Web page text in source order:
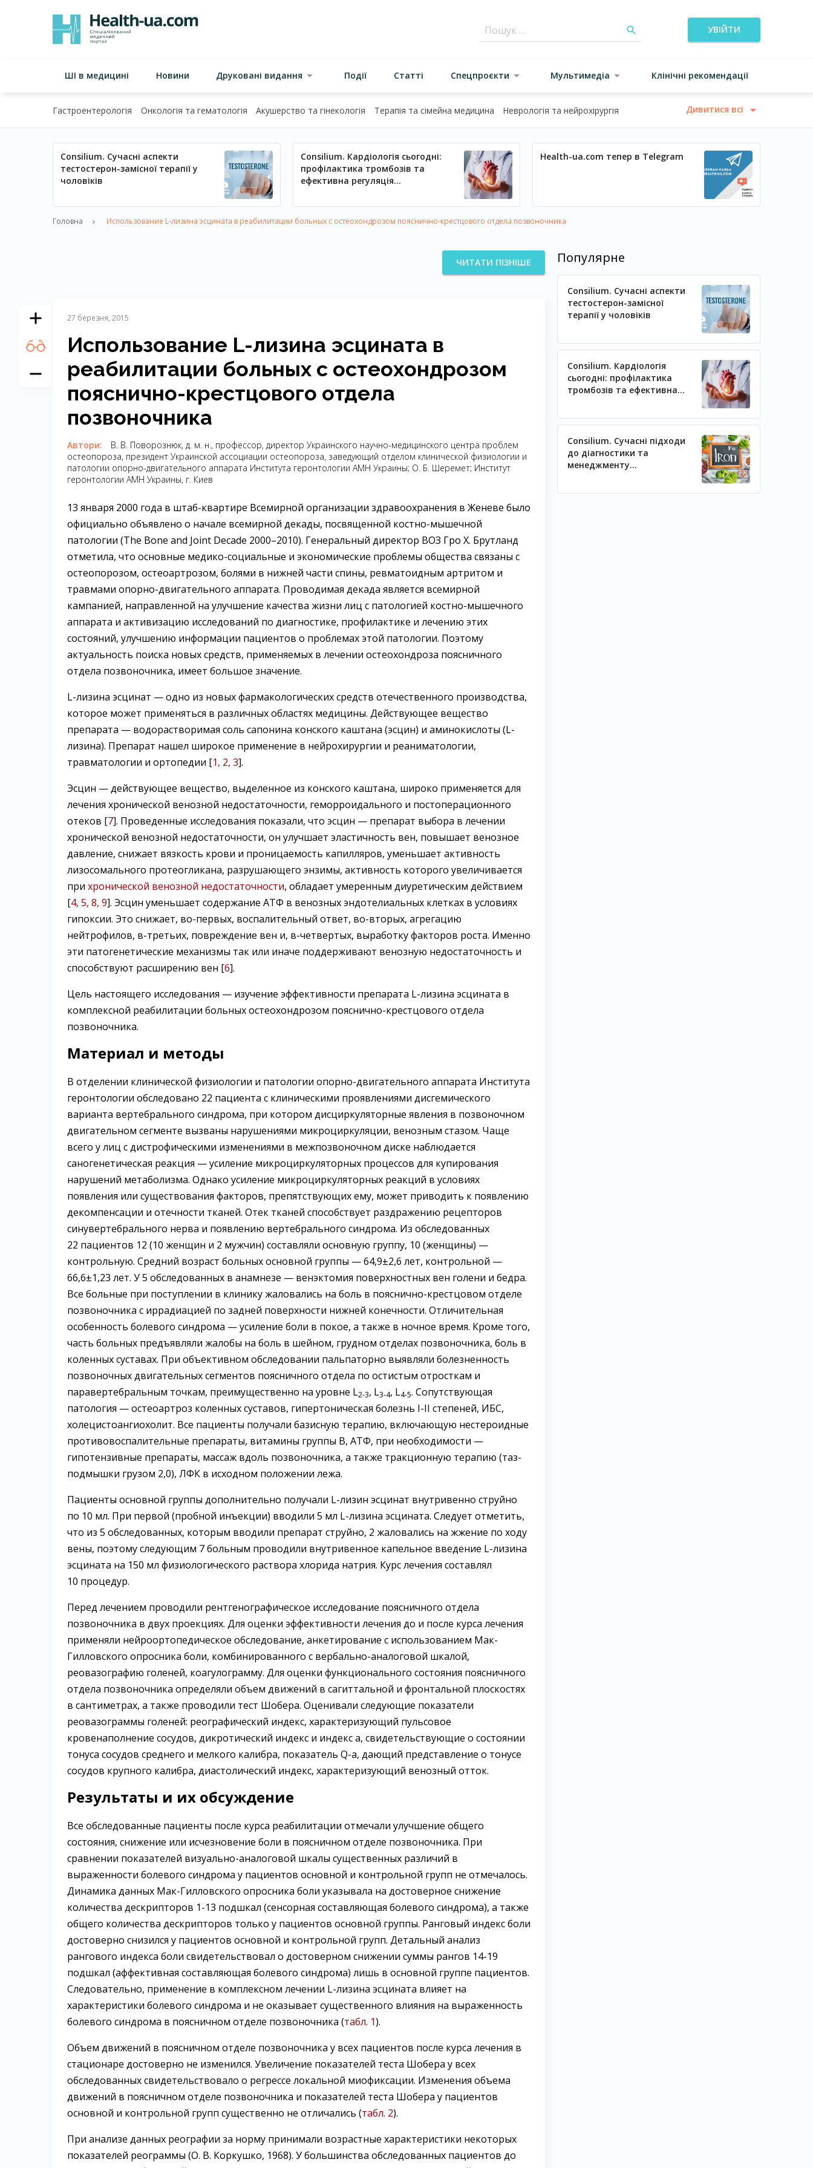
УВІЙТИ
ШІ в медицині Новини Друковані видання Події Статті Спецпроєкти Мультимедіа Клінічні рекомендації
Гастроентерологія Онкологія та гематологія Акушерство та гінекологія Терапія та сімейна медицина Неврологія та нейрохірургія Дивитися всі
Consilium. Сучасні аспекти
тестостерон-замісної терапії у
чоловіків
Consilium. Кардіологія сьогодні:
профілактика тромбозів та
ефективна регуляція
Health-ua.com тепер в Telegram
Головна Использование L-лизина эсцината в реабилитации больных с остеохондрозом пояснично-крестцового отдела позвоночника
ЧИТАТИ ПІЗНІШЕ
27 березня, 2015
Использование L-лизина эсцината в
реабилитации больных с остеохондрозом
пояснично-крестцового отдела
позвоночника
Автори:
В. В. Поворознюк, д. м. н., профессор, директор Украинского научно-медицинского центра проблем
остеопороза, президент Украинской ассоциации остеопороза, заведующий отделом клинической физиологии и
патологии опорно-двигательного аппарата Института геронтологии АМН Украины; О. Б. Шеремет; Институт
геронтологии АМН Украины, г. Киев
13 января 2000 года в штаб-квартире Всемирной организации здравоохранения в Женеве было
официально объявлено о начале всемирной декады, посвященной костно-мышечной
патологии (The Bone and Joint Decade 2000–2010). Генеральный директор ВОЗ Гро Х. Брутланд
отметила, что основные медико-социальные и экономические проблемы общества связаны с
остеопорозом, остеоартрозом, болями в нижней части спины, ревматоидным артритом и
травмами опорно-двигательного аппарата. Проводимая декада является всемирной
кампанией, направленной на улучшение качества жизни лиц с патологией костно-мышечного
аппарата и активизацию исследований по диагностике, профилактике и лечению этих
состояний, улучшению информации пациентов о проблемах этой патологии. Поэтому
актуальность поиска новых средств, применяемых в лечении остеохондроза поясничного
отдела позвоночника, имеет большое значение.
L-лизина эсцинат — одно из новых фармакологических средств отечественного производства,
которое может применяться в различных областях медицины. Действующее вещество
препарата — водорастворимая соль сапонина конского каштана (эсцин) и аминокислоты (L-
лизина). Препарат нашел широкое применение в нейрохирургии и реаниматологии,
травматологии и ортопедии [1, 2, 3].
Эсцин — действующее вещество, выделенное из конского каштана, широко применяется для
лечения хронической венозной недостаточности, геморроидального и постоперационного
отеков [7]. Проведенные исследования показали, что эсцин — препарат выбора в лечении
хронической венозной недостаточности, он улучшает эластичность вен, повышает венозное
давление, снижает вязкость крови и проницаемость капилляров, уменьшает активность
лизосомального протеогликана, разрушающего энзимы, активность которого увеличивается
при хронической венозной недостаточности, обладает умеренным диуретическим действием
[4, 5, 8, 9]. Эсцин уменьшает содержание АТФ в венозных эндотелиальных клетках в условиях
гипоксии. Это снижает, во-первых, воспалительный ответ, во-вторых, агрегацию
нейтрофилов, в-третьих, повреждение вен и, в-четвертых, выработку факторов роста. Именно
эти патогенетические механизмы так или иначе поддерживают венозную недостаточность и
способствуют расширению вен [6].
Цель настоящего исследования — изучение эффективности препарата L-лизина эсцината в
комплексной реабилитации больных остеохондрозом пояснично-крестцового отдела
позвоночника.
Материал и методы
В отделении клинической физиологии и патологии опорно-двигательного аппарата Института
геронтологии обследовано 22 пациента с клиническими проявлениями дисгемического
варианта вертебрального синдрома, при котором дисциркуляторные явления в позвоночном
двигательном сегменте вызваны нарушениями микроциркуляции, венозным стазом. Чаще
всего у лиц с дистрофическими изменениями в межпозвоночном диске наблюдается
саногенетическая реакция — усиление микроциркуляторных процессов для купирования
нарушений метаболизма. Однако усиление микроциркуляторных реакций в условиях
появления или существования факторов, препятствующих ему, может приводить к появлению
декомпенсации и отечности тканей. Отек тканей способствует раздражению рецепторов
синувертебрального нерва и появлению вертебрального синдрома. Из обследованных
22 пациентов 12 (10 женщин и 2 мужчин) составляли основную группу, 10 (женщины) —
контрольную. Средний возраст больных основной группы — 64,9±2,6 лет, контрольной —
66,6±1,23 лет. У 5 обследованных в анамнезе — венэктомия поверхностных вен голени и бедра.
Все больные при поступлении в клинику жаловались на боль в пояснично-крестцовом отделе
позвоночника с иррадиацией по задней поверхности нижней конечности. Отличительная
особенность болевого синдрома — усиление боли в покое, а также в ночное время. Кроме того,
часть больных предъявляли жалобы на боль в шейном, грудном отделах позвоночника, боль в
коленных суставах. При объективном обследовании пальпаторно выявляли болезненность
позвоночных двигательных сегментов поясничного отдела по остистым отросткам и
паравертебральным точкам, преимущественно на уровне L2-3, L3-4, L4-5. Сопутствующая
патология — остеоартроз коленных суставов, гипертоническая болезнь I-II степеней, ИБС,
холецистоангиохолит. Все пациенты получали базисную терапию, включающую нестероидные
противовоспалительные препараты, витамины группы B, АТФ, при необходимости —
гипотензивные препараты, массаж вдоль позвоночника, а также тракционную терапию (таз-
подмышки грузом 2,0), ЛФК в исходном положении лежа.
Пациенты основной группы дополнительно получали L-лизин эсцинат внутривенно струйно
по 10 мл. При первой (пробной инъекции) вводили 5 мл L-лизина эсцината. Следует отметить,
что из 5 обследованных, которым вводили препарат струйно, 2 жаловались на жжение по ходу
вены, поэтому следующим 7 больным проводили внутривенное капельное введение L-лизина
эсцината на 150 мл физиологического раствора хлорида натрия. Курс лечения составлял
10 процедур.
Перед лечением проводили рентгенографическое исследование поясничного отдела
позвоночника в двух проекциях. Для оценки эффективности лечения до и после курса лечения
применяли нейроортопедическое обследование, анкетирование с использованием Мак-
Гилловского опросника боли, комбинированного с вербально-аналоговой шкалой,
реовазографию голеней, коагулограмму. Для оценки функционального состояния поясничного
отдела позвоночника определяли объем движений в сагиттальной и фронтальной плоскостях
в сантиметрах, а также проводили тест Шобера. Оценивали следующие показатели
реовазограммы голеней: реографический индекс, характеризующий пульсовое
кровенаполнение сосудов, дикротический индекс и индекс a, свидетельствующие о состоянии
тонуса сосудов среднего и мелкого калибра, показатель Q-a, дающий представление о тонусе
сосудов крупного калибра, диастолический индекс, характеризующий венозный отток.
Результаты и их обсуждение
Все обследованные пациенты после курса реабилитации отмечали улучшение общего
состояния, снижение или исчезновение боли в поясничном отделе позвоночника. При
сравнении показателей визуально-аналоговой шкалы существенных различий в
выраженности болевого синдрома у пациентов основной и контрольной групп не отмечалось.
Динамика данных Мак-Гилловского опросника боли указывала на достоверное снижение
количества дескрипторов 1-13 подшкал (сенсорная составляющая болевого синдрома), а также
общего количества дескрипторов только у пациентов основной группы. Ранговый индекс боли
достоверно снизился у пациентов основной и контрольной групп. Детальный анализ
рангового индекса боли свидетельствовал о достоверном снижении суммы рангов 14-19
подшкал (аффективная составляющая болевого синдрома) лишь в основной группе пациентов.
Следовательно, применение в комплексном лечении L-лизина эсцината влияет на
характеристики болевого синдрома и не оказывает существенного влияния на выраженность
болевого синдрома в поясничном отделе позвоночника (табл. 1).
Объем движений в поясничном отделе позвоночника у всех пациентов после курса лечения в
стационаре достоверно не изменился. Увеличение показателей теста Шобера у всех
обследованных свидетельствовало о регрессе локальной миофиксации. Изменения объема
движений в поясничном отделе позвоночника и показателей теста Шобера у пациентов
основной и контрольной групп существенно не отличались (табл. 2).
При анализе данных реографии за норму принимали возрастные характеристики некоторых
показателей реограммы (О. В. Коркушко, 1968). У большинства обследованных пациентов до
Популярне
Consilium. Сучасні аспекти
тестостерон-замісної
терапії у чоловіків
Consilium. Кардіологія
сьогодні: профілактика
тромбозів та ефективна
Consilium. Сучасні підходи
до діагностики та
менеджменту